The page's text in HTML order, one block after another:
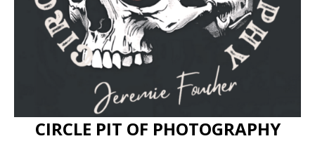
CIRCLE PIT OF PHOTOGRAPHY